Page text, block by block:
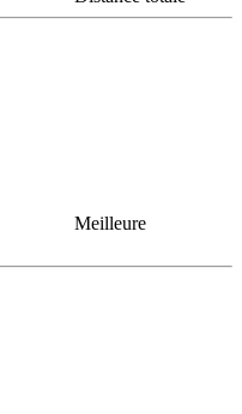
Meilleure